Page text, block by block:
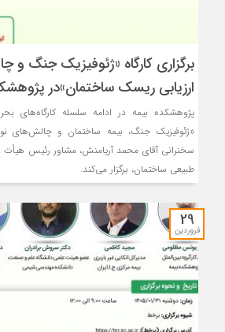
برگزاری كارگاه «ژئوفیزیك جنگ و
ارزیابی ریسك ساختمان»در
پژوهشکده بیمه در ادامه سلسله کارگاه‌های
«ژئوفیزیک جنگ، بیمه ساختمان و چالش‌های
سخنرانی آقای محمد آریامنش، مشاور رئیس
طبیعی ساختمان، برگزار می‌کند.
29
فروردین